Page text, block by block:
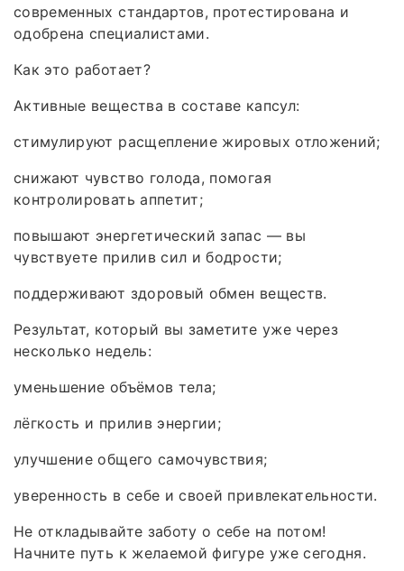
современных стандартов, протестирована и
одобрена специалистами.
Как это работает?
Активные вещества в составе капсул:
стимулируют расщепление жировых отложений;
снижают чувство голода, помогая
контролировать аппетит;
повышают энергетический запас — вы
чувствуете прилив сил и бодрости;
поддерживают здоровый обмен веществ.
Результат, который вы заметите уже через
несколько недель:
уменьшение объёмов тела;
лёгкость и прилив энергии;
улучшение общего самочувствия;
уверенность в себе и своей привлекательности.
Не откладывайте заботу о себе на потом!
Начните путь к желаемой фигуре уже сегодня.